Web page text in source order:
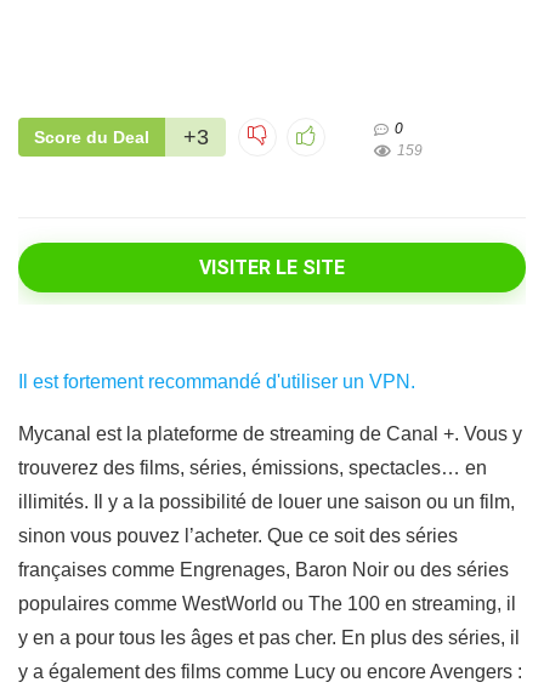
Score du Deal +3
0
159
VISITER LE SITE
Il est fortement recommandé d'utiliser un VPN.
Mycanal est la plateforme de streaming de Canal +. Vous y
trouverez des films, séries, émissions, spectacles… en
illimités. Il y a la possibilité de louer une saison ou un film,
sinon vous pouvez l’acheter. Que ce soit des séries
françaises comme Engrenages, Baron Noir ou des séries
populaires comme WestWorld ou The 100 en streaming, il
y en a pour tous les âges et pas cher. En plus des séries, il
y a également des films comme Lucy ou encore Avengers :